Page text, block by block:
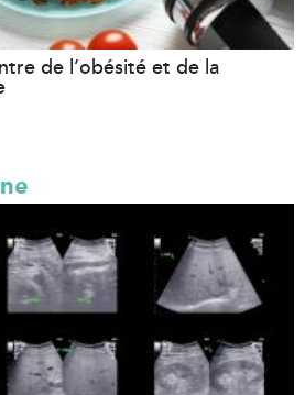
de l’obésité et de la